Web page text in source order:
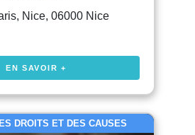
Nice, 06000 Nice
EN SAVOIR +
DROITS ET DES CAUSES